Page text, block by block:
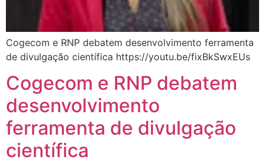
Cogecom e RNP debatem desenvolvimento ferramenta
de divulgação científica https://youtu.be/fixBkSwxEUs
Cogecom e RNP debatem
desenvolvimento
ferramenta de divulgação
científica